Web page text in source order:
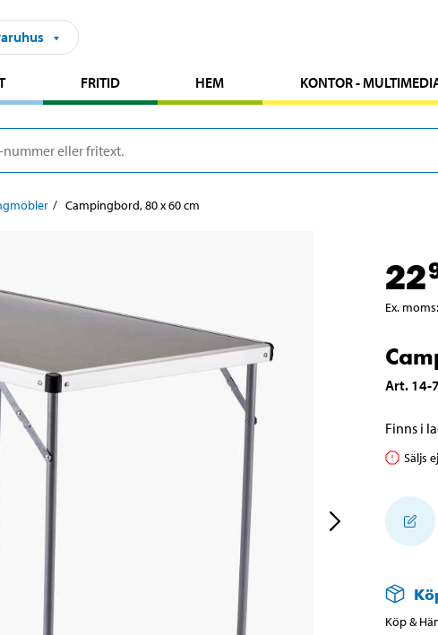
FRITID HEM KONTOR -
Campingbord, 80 x 60 cm
22
Ex. moms:
Art. 14-
Finns i
Säljs
Köp &